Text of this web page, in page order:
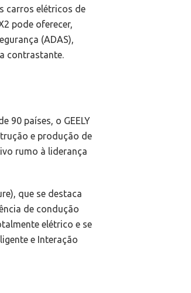
carros elétricos de
pode oferecer,
(ADAS),
contrastante.
90 países, o GEELY
e produção de
rumo à liderança
que se destaca
de condução
elétrico e se
e Interação